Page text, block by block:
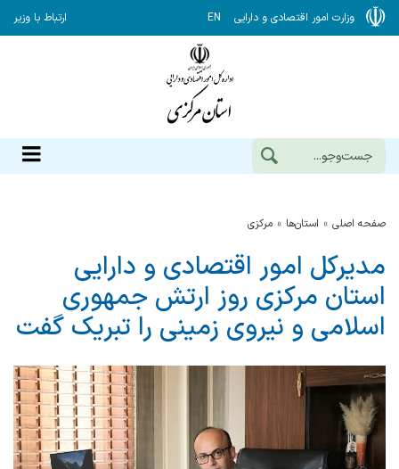
وزارت امور اقتصادی و دارایی EN ارتباط با وزیر
صفحه اصلی استان‌ها مركزي
مدیرکل امور اقتصادی و دارایی
استان مرکزی روز ارتش جمهوری
اسلامی و نیروی زمینی را تبریک گفت